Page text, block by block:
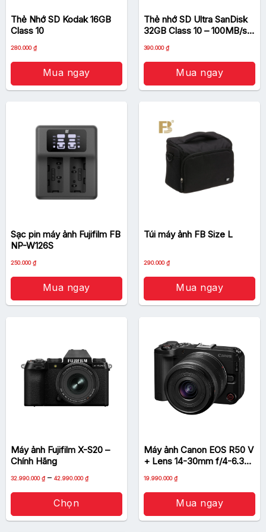
Thẻ Nhớ SD Kodak 16GB
Class 10
280.000₫
Mua ngay
Thẻ nhớ SD Ultra SanDisk
32GB Class 10 – 100MB/s –
390.000₫
Mua ngay
Sạc pin máy ảnh Fujifilm FB
NP-W126S
Giá
là:
390.000 ₫.
250.000₫Giá
hiện
tại
là:
250.000 ₫.
Mua ngay
Túi máy ảnh FB Size L
290.000₫
Mua ngay
Máy ảnh Fujifilm X-S20 –
Chính Hãng
32.990.000₫ – 42.990.000₫Khoảng
giá:
từ
42.990.000 ₫
Chọn
Sản
Máy ảnh Canon EOS R50 V
+ Lens 14-30mm f/4-6.3
19.990.000₫
Mua ngay